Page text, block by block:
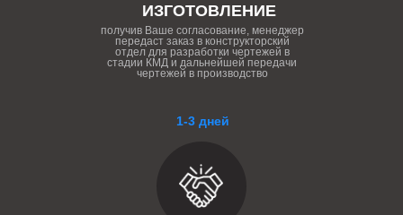
1-3 дней
ИЗГОТОВЛЕНИЕ
получив Ваше согласование, менеджер
передаст заказ в конструкторский
отдел для разработки чертежей в
стадии КМД и дальнейшей передачи
чертежей в производство